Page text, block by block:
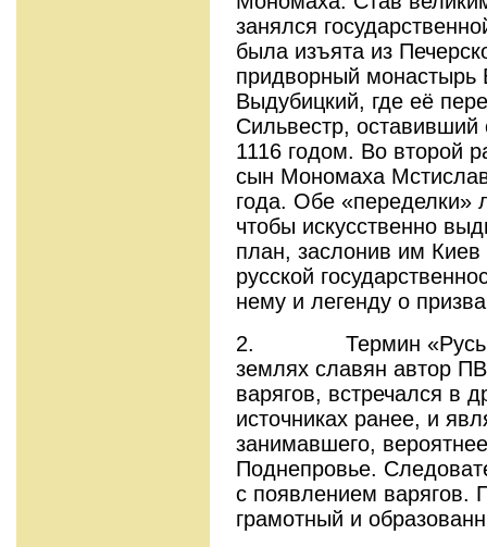
занялся
была изъята из
придворный
Выдубицкий, где её
Сильвестр, оставивший
1116 годом. Во второй
сын Мономаха
года. Обе «переделки»
чтобы искусственно
план, заслонив им
русской
нему и легенду о
2. Термин «Русь»,
землях славян автор
варягов, встречался в
источниках ранее, и
занимавшего,
Поднепровье.
с появлением варягов.
грамотный и